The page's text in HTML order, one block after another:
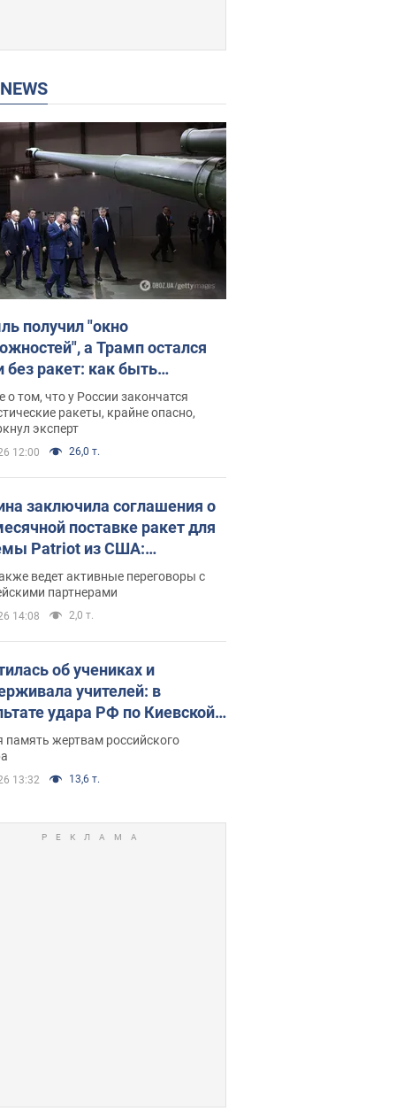
NEWS
получил "окно
а Трамп остался
без ракет: как быть
Интервью с Мельником
о том, что у России закончатся
ракеты, крайне опасно,
эксперт
12:00 26,0 т.
заключила соглашения о
поставке ракет для
Patriot из США:
раскрыл подробности
ведет активные переговоры с
партнерами
14:08 2,0 т.
об учениках и
учителей: в
удара РФ по Киевской
погибли директор
лицея, её муж и внук
память жертвам российского
13:32 13,6 т.